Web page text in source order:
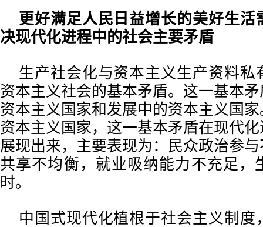
更好满足人民日益增长的美好生活
决现代化进程中的社会主要矛盾
生产社会化与资本主义生产资料私
资本主义社会的基本矛盾。这一基本
资本主义国家和发展中的资本主义国
资本主义国家，这一基本矛盾在现代
展现出来，主要表现为：民众政治参
共享不均衡，就业吸纳能力不充足，
时。
中国式现代化植根于社会主义制度